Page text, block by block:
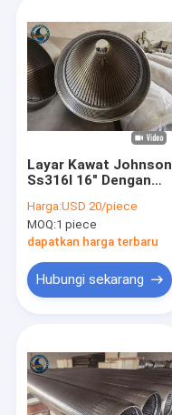
Produk
Pertunjukan VR
Layar Kawat Johnson
Ss316l 16" Dengan
Sumur Air
Harga:USD 20/piece
MOQ:1 piece
dapatkan harga terbaru
Hubungi sekarang